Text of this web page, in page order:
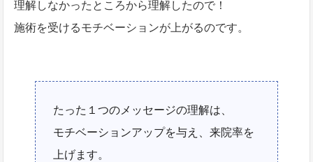
理解しなかったところから理解したので！
施術を受けるモチベーションが上がるのです。
たった１つのメッセージの理解は、
モチベーションアップを与え、来院率を
上げます。